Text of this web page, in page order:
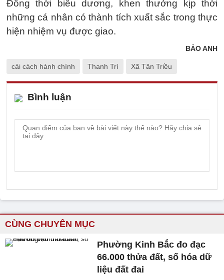
Đồng thời biểu dương, khen thưởng kịp thời
những cá nhân có thành tích xuất sắc trong thực
hiện nhiệm vụ được giao.
BẢO ANH
cải cách hành chính Thanh Trì Xã Tân Triều
Bình luận
CÙNG CHUYÊN MỤC
Phường Kinh Bắc đo đạc
66.000 thửa đất, số hóa dữ
liệu đất đai